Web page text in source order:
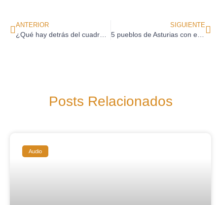
ANTERIOR SIGUIENTE
5 pueblos de Asturias con encanto
Posts Relacionados
Audio